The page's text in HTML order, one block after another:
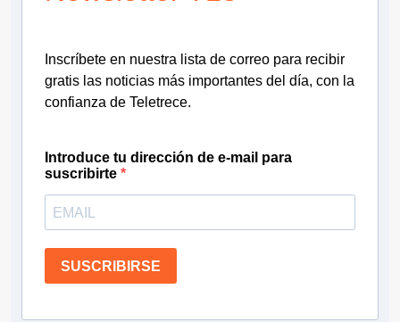
Inscríbete en nuestra lista de correo para recibir
gratis las noticias más importantes del día, con la
confianza de Teletrece.
Introduce tu dirección de e-mail para
suscribirte
SUSCRIBIRSE